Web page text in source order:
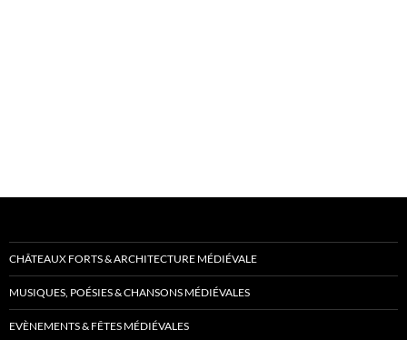
CHÂTEAUX FORTS & ARCHITECTURE MÉDIÉVALE
MUSIQUES, POÉSIES & CHANSONS MÉDIÉVALES
EVÈNEMENTS & FÊTES MÉDIÉVALES